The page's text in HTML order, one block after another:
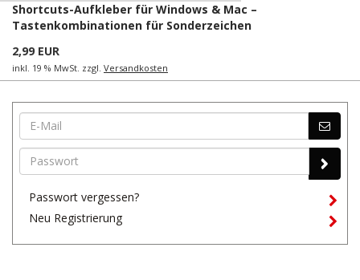
Shortcuts-Aufkleber für Windows & Mac –
Tastenkombinationen für Sonderzeichen
2,99 EUR
inkl. 19 % MwSt. zzgl. Versandkosten
Passwort vergessen?
Neu Registrierung